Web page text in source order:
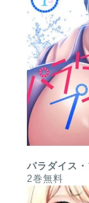
パラダイス
2巻無料